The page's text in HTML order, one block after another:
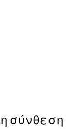
σύνθεση